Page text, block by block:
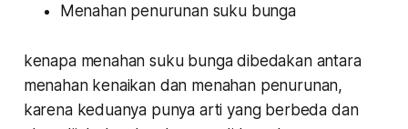
Menahan penurunan suku bunga
kenapa menahan suku bunga dibedakan antara
menahan kenaikan dan menahan penurunan,
karena keduanya punya arti yang berbeda dan